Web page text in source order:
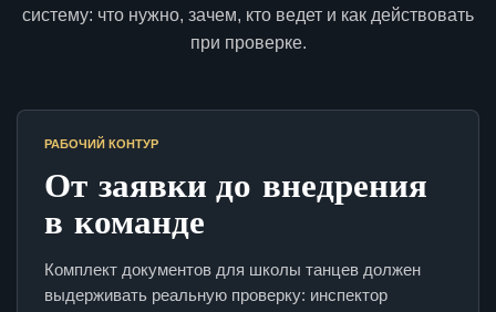
систему: что нужно, зачем, кто ведет и как действовать
при проверке.
РАБОЧИЙ КОНТУР
От заявки до внедрения
в команде
Комплект документов для школы танцев должен
выдерживать реальную проверку: инспектор